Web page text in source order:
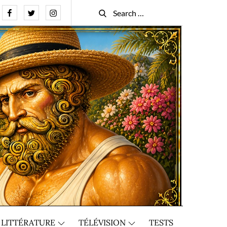
FacebookTwitterInstagram
Search
for:
Search
LITTÉRATURE TÉLÉVISION TESTS